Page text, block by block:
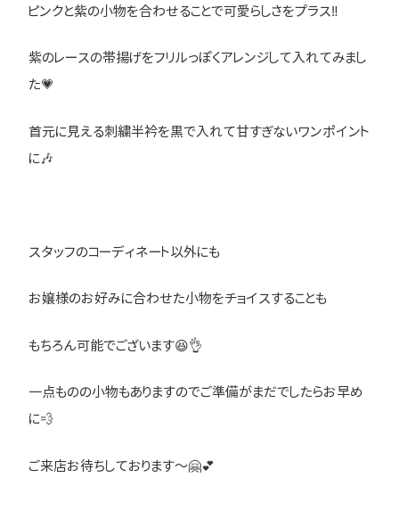
ピンクと紫の小物を合わせることで可愛らしさをプラス‼
紫のレースの帯揚げをフリルっぽくアレンジして入れてみまし
た💗
首元に見える刺繍半衿を黒で入れて甘すぎないワンポイント
に🎶
スタッフのコーディネート以外にも
お嬢様のお好みに合わせた小物をチョイスすることも
もちろん可能でございます😆👌
一点ものの小物もありますのでご準備がまだでしたらお早め
に💨
ご来店お待ちしております～🤗💕